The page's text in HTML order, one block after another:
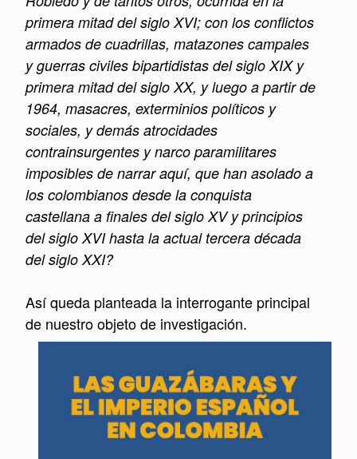
primera mitad del siglo XVI; con los conflictos
armados de cuadrillas, matazones campales
y guerras civiles bipartidistas del siglo XIX y
primera mitad del siglo XX, y luego a partir de
1964, masacres, exterminios políticos y
sociales, y demás atrocidades
contrainsurgentes y narco paramilitares
imposibles de narrar aquí, que han asolado a
los colombianos desde la conquista
castellana a finales del siglo XV y principios
del siglo XVI hasta la actual tercera década
del siglo XXI?
Así queda planteada la interrogante principal
de nuestro objeto de investigación.